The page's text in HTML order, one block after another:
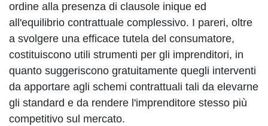
ordine alla presenza di clausole inique ed
all'equilibrio contrattuale complessivo. I pareri, oltre
a svolgere una efficace tutela del consumatore,
costituiscono utili strumenti per gli imprenditori, in
quanto suggeriscono gratuitamente quegli interventi
da apportare agli schemi contrattuali tali da elevarne
gli standard e da rendere l'imprenditore stesso più
competitivo sul mercato.